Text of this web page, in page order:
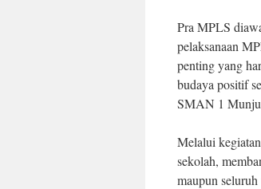
Pra MPLS
pelaksanaan
penting yang
budaya positif
SMAN 1
Melalui
sekolah,
maupun